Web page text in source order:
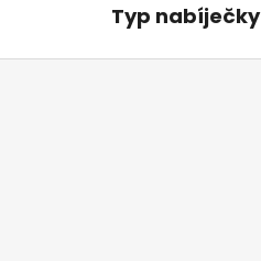
Typ nabíječky
Z